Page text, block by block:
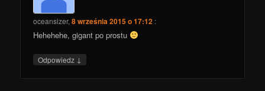
oceansizer,8 września 2015 o 17:12 :
Hehehehe, gigant po prostu
Odpowiedz ↓